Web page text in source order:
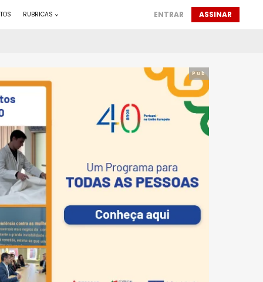
RUBRICAS ENTRAR ASSINAR
Pub